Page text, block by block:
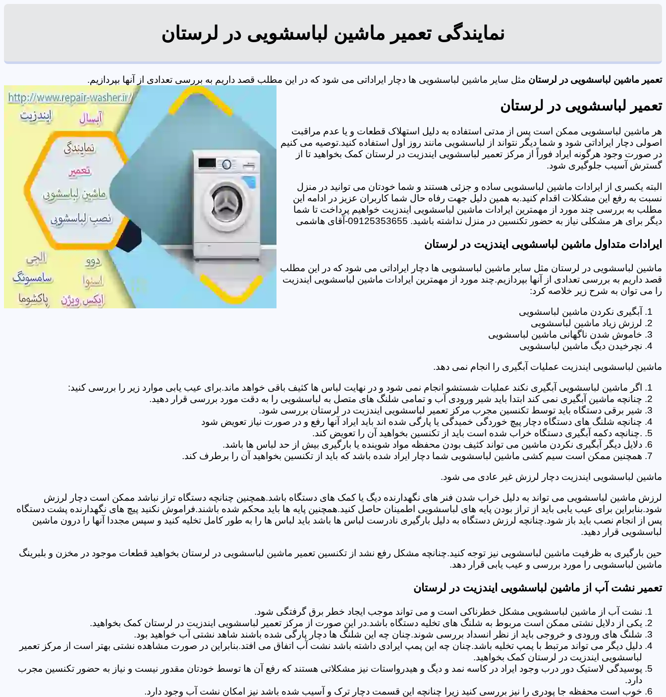
نمایندگی تعمیر ماشین لباسشویی در لرستان
تعمیر ماشین لباسشویی در لرستان مثل سایر ماشین لباسشویی ها دچار ایراداتی می شود که در این مطلب قصد داریم به بررسی تعدادی از آنها بپردازیم.
تعمیر لباسشویی در لرستان
هر ماشین لباسشویی ممکن است پس از مدتی استفاده به دلیل استهلاک قطعات و یا عدم مراقبت
اصولی دچار ایراداتی شود و شما دیگر نتواند از لباسشویی مانند روز اول استفاده کنید.توصیه می کنیم
در صورت وجود هرگونه ایراد فوراً از مرکز تعمیر لباسشویی ایندزیت در لرستان کمک بخواهید تا از
گسترش آسیب جلوگیری شود.
البته یکسری از ایرادات ماشین لباسشویی ساده و جزئی هستند و شما خودتان می توانید در منزل
نسبت به رفع این مشکلات اقدام کنید.به همین دلیل جهت رفاه حال شما کاربران عزیز در ادامه این
مطلب به بررسی چند مورد از مهمترین ایرادات ماشین لباسشویی ایندزیت خواهیم پرداخت تا شما
دیگر برای هر مشکلی نیاز به حضور تکنسین در منزل نداشته باشید. 09125353655-آقای هاشمی
ایرادات متداول ماشین لباسشویی ایندزیت در لرستان
ماشین لباسشویی در لرستان مثل سایر ماشین لباسشویی ها دچار ایراداتی می شود که در این مطلب
قصد داریم به بررسی تعدادی از آنها بپردازیم.چند مورد از مهمترین ایرادات ماشین لباسشویی ایندزیت
را می توان به شرح زیر خلاصه کرد:
آبگیری نکردن ماشین لباسشویی
لرزش زیاد ماشین لباسشویی
خاموش شدن ناگهانی ماشین لباسشویی
نچرخیدن دیگ ماشین لباسشویی
ماشین لباسشویی ایندزیت عملیات آبگیری را انجام نمی دهد.
اگر ماشین لباسشویی آبگیری نکند عملیات شستشو انجام نمی شود و در نهایت لباس ها کثیف باقی خواهد ماند.برای عیب یابی موارد زیر را بررسی کنید:
چنانچه ماشین آبگیری نمی کند ابتدا باید شیر ورودی آب و تمامی شلنگ های متصل به لباسشویی را به دقت مورد بررسی قرار دهید.
شیر برقی دستگاه باید توسط تکنسین مجرب مرکز تعمیر لباسشویی ایندزیت در لرستان بررسی شود.
چنانچه شلنگ های دستگاه دچار پیچ خوردگی خمیدگی یا پارگی شده اند باید ایراد آنها رفع و در صورت نیاز تعویض شود
.چنانچه دکمه آبگیری دستگاه خراب شده است باید از تکنسین بخواهید آن را تعویض کند.
دلایل دیگر آبگیری نکردن ماشین می تواند کثیف بودن محفظه مواد شوینده یا بارگیری بیش از حد لباس ها باشد.
همچنین ممکن است سیم کشی ماشین لباسشویی شما دچار ایراد شده باشد که باید از تکنسین بخواهید آن را برطرف کند.
ماشین لباسشویی ایندزیت دچار لرزش غیر عادی می شود.
لرزش ماشین لباسشویی می تواند به دلیل خراب شدن فنر های نگهدارنده دیگ یا کمک های دستگاه باشد.همچنین چنانچه دستگاه تراز نباشد ممکن است دچار لرزش
شود.بنابراین برای عیب یابی باید از تراز بودن پایه های لباسشویی اطمینان حاصل کنید.همچنین پایه ها باید محکم شده باشند.فراموش نکنید پیچ های نگهدارنده پشت دستگاه
پس از انجام نصب باید باز شود.چنانچه لرزش دستگاه به دلیل بارگیری نادرست لباس ها باشد باید لباس ها را به طور کامل تخلیه کنید و سپس مجددا آنها را درون ماشین
لباسشویی قرار دهید.
حین بارگیری به ظرفیت ماشین لباسشویی نیز توجه کنید.چنانچه مشکل رفع نشد از تکنسین تعمیر ماشین لباسشویی در لرستان بخواهید قطعات موجود در مخزن و بلبرینگ
ماشین لباسشویی را مورد بررسی و عیب یابی قرار دهد.
تعمیر نشت آب از ماشین لباسشویی ایندزیت در لرستان
نشت آب از ماشین لباسشویی مشکل خطرناکی است و می تواند موجب ایجاد خطر برق گرفتگی شود.
یکی از دلایل نشتی ممکن است مربوط به شلنگ های تخلیه دستگاه باشد.در این صورت از مرکز تعمیر لباسشویی ایندزیت در لرستان کمک بخواهید.
شلنگ های ورودی و خروجی باید از نظر انسداد بررسی شوند.چنان چه این شلنگ ها دچار پارگی شده باشند شاهد نشتی آب خواهید بود.
دلیل دیگر می تواند مرتبط با پمپ تخلیه باشد.چنان چه این پمپ ایرادی داشته باشد نشت آب اتفاق می افتد.بنابراین در صورت مشاهده نشتی بهتر است از مرکز تعمیر
لباسشویی ایندزیت در لرستان کمک بخواهید.
پوسیدگی لاستیک دور درب وجود ایراد در کاسه نمد و دیگ و هیدرواستات نیز مشکلاتی هستند که رفع آن ها توسط خودتان مقدور نیست و نیاز به حضور تکنسین مجرب
دارد.
خوب است محفظه جا پودری را نیز بررسی کنید زیرا چنانچه این قسمت دچار ترک و آسیب شده باشد نیز امکان نشت آب وجود دارد.